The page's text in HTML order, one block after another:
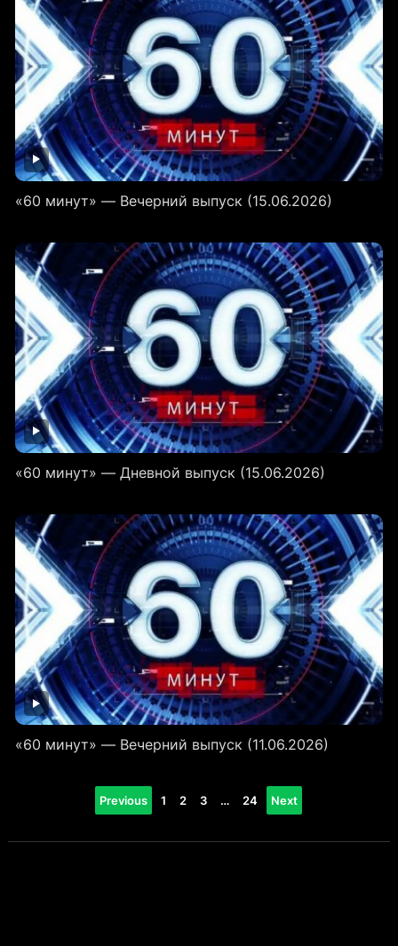
«60 минут» — Вечерний выпуск (15.06.2026)
«60 минут» — Дневной выпуск (15.06.2026)
«60 минут» — Вечерний выпуск (11.06.2026)
Previous 1 2 3 … 24 Next